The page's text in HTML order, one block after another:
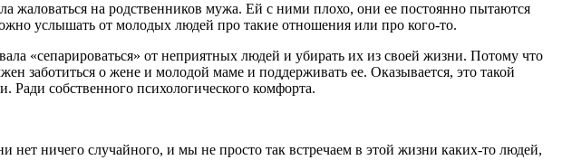
жаловаться на родственников мужа. Ей с ними плохо, они ее постоянно пытаются
услышать от молодых людей про такие отношения или про кого-то.
«сепарироваться» от неприятных людей и убирать их из своей жизни. Потому что
заботиться о жене и молодой маме и поддерживать ее. Оказывается, это такой
собственного психологического комфорта.
ничего случайного, и мы не просто так встречаем в этой жизни каких-то людей,